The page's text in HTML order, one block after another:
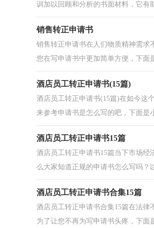
训加以回顾和分析的书面材料，它有
销售转正申请书
销售转正申请书在人们物质精神需求
您在写申请书中更加简单方便，下面
酒店员工转正申请书(15篇)
酒店员工转正申请书(15篇)在如今这
来参考申请书是怎么写的吧，下面是
酒店员工转正申请书15篇
酒店员工转正申请书15篇当下市场
么大家知道正规的申请书怎么写吗？
酒店员工转正申请书合集15篇
酒店员工转正申请书合集15篇在法律
为了让您不再为写申请书头疼，下面